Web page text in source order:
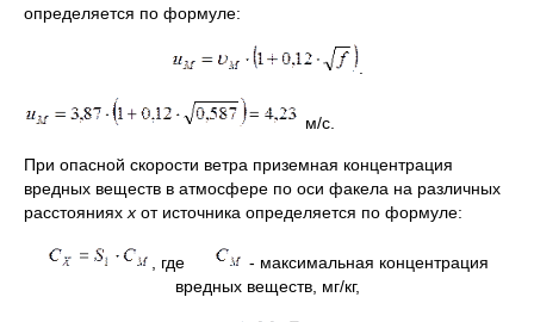
определяется по формуле:
м/с.
При опасной скорости ветра приземная концентрация
вредных веществ в атмосфере по оси факела на различных
расстояниях х от источника определяется по формуле:
, где
- максимальная концентрация
вредных веществ, мг/кг,